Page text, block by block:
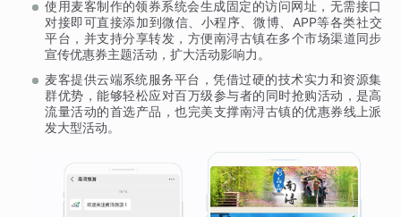
使用麦客制作的领券系统会生成固定的访问网址，无需接口
对接即可直接添加到微信、小程序、微博、APP等各类社交
平台，并支持分享转发，方便南浔古镇在多个市场渠道同步
宣传优惠券主题活动，扩大活动影响力。
麦客提供云端系统服务平台，凭借过硬的技术实力和资源集
群优势，能够轻松应对百万级参与者的同时抢购活动，是高
流量活动的首选产品，也完美支撑南浔古镇的优惠券线上派
发大型活动。